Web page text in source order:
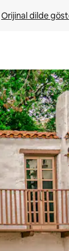
Orijinal dilde